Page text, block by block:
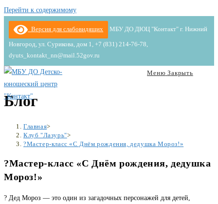
Перейти к содержимому
Версия для слабовидящих МБУ ДО ДЮЦ "Контакт" г. Нижний
Новгород, ул. Сурикова, дом 1, +7 (831) 214-76-78,
dyuts_kontakt_nn@mail.52gov.ru
Меню Закрыть
Блог
Главная>
Клуб "Лазурь">
?Мастер-класс «С Днём рождения, дедушка Мороз!»
?Мастер-класс «С Днём рождения, дедушка
Мороз!»
? Дед Мороз — это один из загадочных персонажей для детей,